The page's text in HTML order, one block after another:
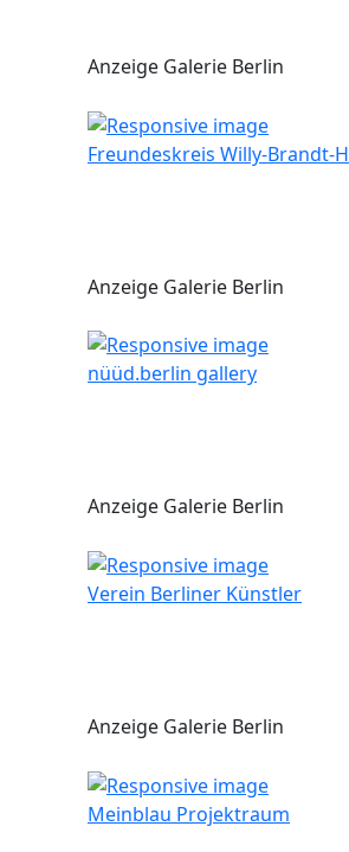
Anzeige Galerie Berlin
Freundeskreis Willy-Brandt-
Anzeige Galerie Berlin
nüüd.berlin gallery
Anzeige Galerie Berlin
Verein Berliner Künstler
Anzeige Galerie Berlin
Meinblau Projektraum